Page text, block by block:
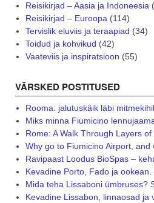
Reisikirjad – Aasia ja Indoneesia
Reisikirjad – Euroopa(114)
Tervislik eluviis ja teraapiad (34)
Toidud ja kohvikud (42)
Vaateviis ja inspiratsioon (55)
VÄRSKED POSTITUSED
Rooma: jalutuskäik läbi
Miks minna Fiumicino
Rome: A Walk Through Layers
Why go to Fiumicino Airport, and
Ravipaast Loodus BioSpas –
Kevadine Porto, Fado ja ookean.
Mida teha Lissaboni ümbruses?
Kevadine Lissabon, linnaosad ja